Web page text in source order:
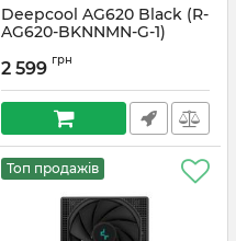
Deepcool AG620 Black (R-
AG620-BKNNMN-G-1)
2 599 грн
Топ продажів